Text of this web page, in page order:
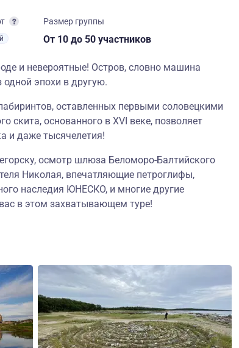
Размер группы
От 10 до 50 участников
и невероятные! Остров, словно машина
одной эпохи в другую.
оставленных первыми соловецкими
скита, основанного в XVI веке, позволяет
и даже тысячелетия!
осмотр шлюза Беломоро-Балтийского
Николая, впечатляющие петроглифы,
наследия ЮНЕСКО, и многие другие
в этом захватывающем туре!